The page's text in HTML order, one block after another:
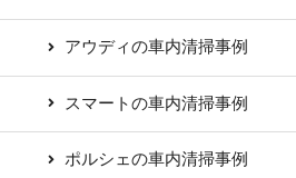
アウディの車内清掃事例
スマートの車内清掃事例
ポルシェの車内清掃事例